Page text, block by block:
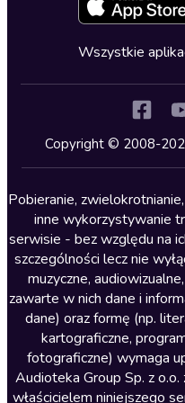
Kryminały
Lektury szkolne
Literatura anglojęzyczna
Literatura faktu
Literatura obyczajowa
Literatura piękna obca
Literatura piękna polska
Nagrania relaksacyjne
Nauka języków
Cykle
Wszystkie
Copyright © 2008-
Pobieranie,
inne wykorzystywanie
serwisie - bez względu na
szczególności lecz nie
muzyczne,
zawarte w nich dane i
dane) oraz formę (np.
kartograficzne,
fotograficzne) wymaga
Audioteka Group Sp. z
właścicielem niniejszego